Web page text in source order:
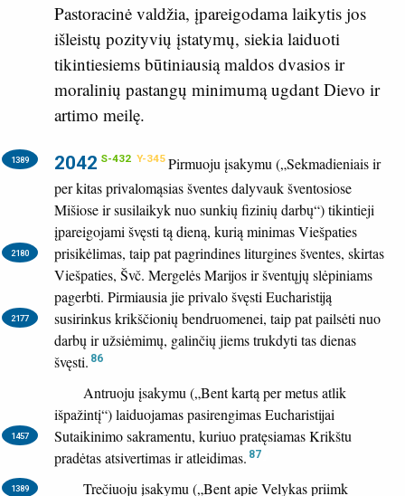
Pastoracinė valdžia, įpareigodama laikytis jos
išleistų pozityvių įstatymų, siekia laiduoti
tikintiesiems būtiniausią maldos dvasios ir
moralinių pastangų minimumą ugdant Dievo ir
artimo meilę.
2042 S-432 Y-345
1389
Pirmuoju įsakymu („Sekmadieniais ir
per kitas privalomąsias šventes dalyvauk šventosiose
Mišiose ir susilaikyk nuo sunkių fizinių darbų“) tikintieji
įpareigojami švęsti tą dieną, kurią minimas Viešpaties
prisikėlimas, taip pat pagrindines liturgines šventes,
2180
skirtas
Viešpaties, Švč. Mergelės Marijos ir šventųjų slėpiniams
pagerbti. Pirmiausia jie privalo švęsti Eucharistiją
susirinkus krikščionių bendruomenei,
2177
taip pat pailsėti nuo
darbų ir užsiėmimų, galinčių jiems trukdyti tas dienas
švęsti. 86
Antruoju įsakymu („Bent kartą per metus atlik
išpažintį“) laiduojamas pasirengimas Eucharistijai
Sutaikinimo sakramentu,
1457
kuriuo pratęsiamas Krikštu
pradėtas atsivertimas ir atleidimas. 87
1389
Trečiuoju įsakymu („Bent apie Velykas priimk